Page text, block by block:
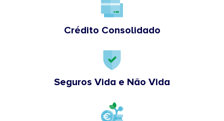
Crédito Consolidado
Seguros Vida e Não Vida